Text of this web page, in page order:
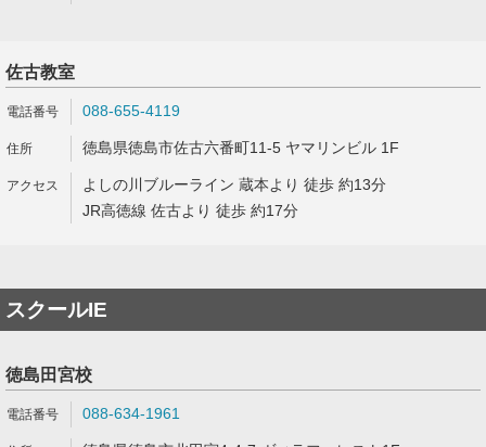
佐古教室
088-655-4119
徳島県徳島市佐古六番町11-5 ヤマリンビル 1F
よしの川ブルーライン 蔵本より 徒歩 約13分
JR高徳線 佐古より 徒歩 約17分
スクールIE
徳島田宮校
088-634-1961